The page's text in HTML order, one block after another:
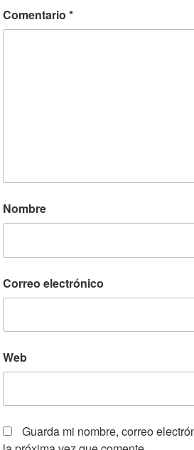
Comentario *
Nombre
Correo electrónico
Web
Guarda mi nombre, correo